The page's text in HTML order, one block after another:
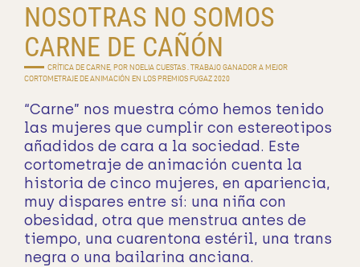
NOSOTRAS NO SOMOS
CARNE DE CAÑÓN
CRÍTICA DE CARNE, POR NOELIA CUESTAS . TRABAJO GANADOR A MEJOR
CORTOMETRAJE DE ANIMACIÓN EN LOS PREMIOS FUGAZ 2020
“Carne” nos muestra cómo hemos tenido
las mujeres que cumplir con estereotipos
añadidos de cara a la sociedad. Este
cortometraje de animación cuenta la
historia de cinco mujeres, en apariencia,
muy dispares entre sí: una niña con
obesidad, otra que menstrua antes de
tiempo, una cuarentona estéril, una trans
negra o una bailarina anciana.